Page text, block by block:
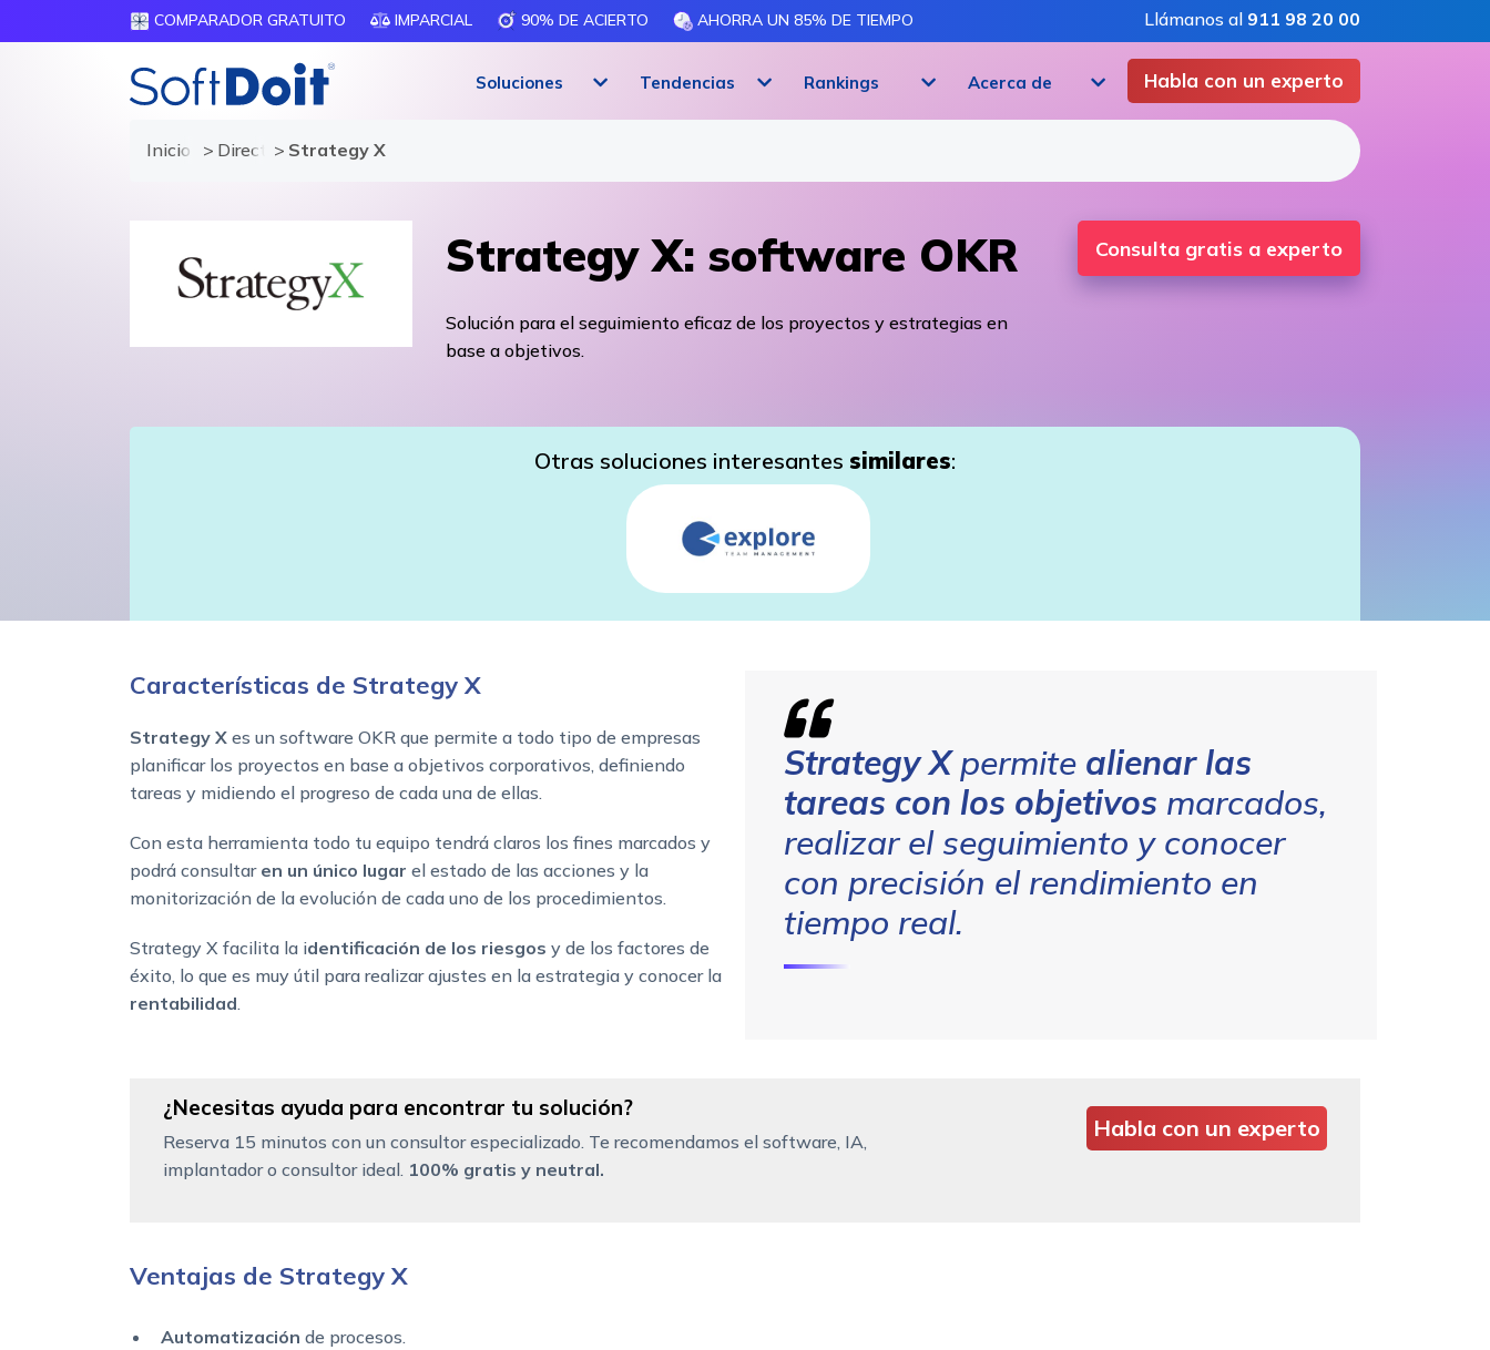
COMPARADOR GRATUITO IMPARCIAL 90% DE ACIERTO AHORRA UN 85% DE TIEMPO Llámanos al 911 98 20 00
Habla con un experto
Soluciones Tendencias Rankings Acerca de
Inicio Directorio de proveedores
Strategy X
Strategy X: software OKR
Solución para el seguimiento eficaz de los proyectos y estrategias en
base a objetivos.
Consulta gratis a experto
Otras soluciones interesantes similares:
Características de Strategy X
Strategy X es un software OKR que permite a todo tipo de empresas
planificar los proyectos en base a objetivos corporativos, definiendo
tareas y midiendo el progreso de cada una de ellas.
Con esta herramienta todo tu equipo tendrá claros los fines marcados y
podrá consultar en un único lugar el estado de las acciones y la
monitorización de la evolución de cada uno de los procedimientos.
Strategy X facilita la identificación de los riesgos y de los factores de
éxito, lo que es muy útil para realizar ajustes en la estrategia y conocer la
rentabilidad.
Strategy Xpermite alienar las
tareas con los objetivos marcados,
realizar el seguimiento y conocer
con precisión el rendimiento en
tiempo real.
¿Necesitas ayuda para encontrar tu solución?
Reserva 15 minutos con un consultor especializado. Te recomendamos el software, IA,
implantador o consultor ideal. 100% gratis y neutral.
Habla con un experto
Ventajas de Strategy X
Automatización de procesos.